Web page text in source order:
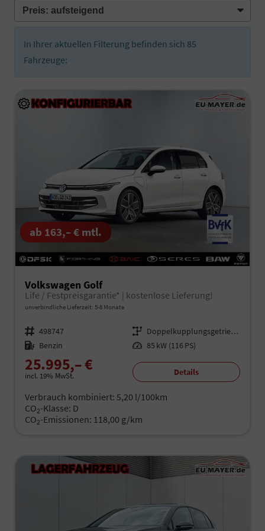
In Ihrer aktuellen Filterung befinden sich 85
Fahrzeuge:
ab 163,– € mtl.
Volkswagen Golf
Life / Festpreisgarantie* | kostenlose Lieferung!
unverbindliche Lieferzeit: 5-8 Monate
Fahrzeugnr. 498747 Getriebe
Doppelkupplungsgetriebe (DSG)
Kraftstoff Benzin Leistung 85 kW (116 PS)
25.995,– €
incl. 19% MwSt. Details
Verbrauch kombiniert: 5,20 l/100km
CO2-Klasse: D
CO2-Emissionen: 118,00 g/km